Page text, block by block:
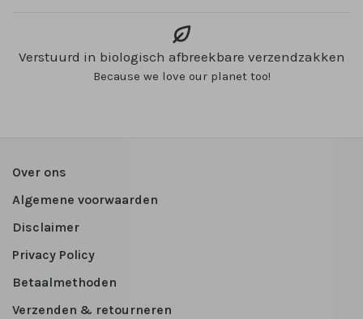
Verstuurd in biologisch afbreekbare verzendzakken
Because we love our planet too!
Over ons
Algemene voorwaarden
Disclaimer
Privacy Policy
Betaalmethoden
Verzenden & retourneren